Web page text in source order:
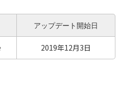
アップデート開始日
2019年12月3日